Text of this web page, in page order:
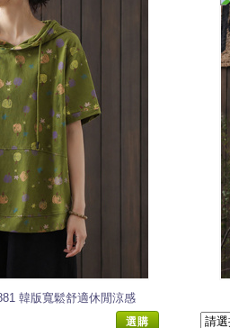
韓版寬鬆舒適休閒涼感
選購